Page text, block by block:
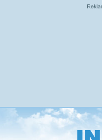
Přejít
na
hlavní
obsah